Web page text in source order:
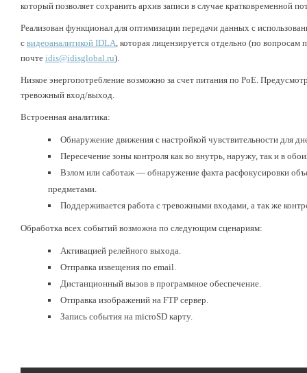
который позволяет сохранить архив записи в случае кратковременной
Реализован функционал для оптимизации передачи данных с
с видеоаналитикой IDLA, которая лицензируется отдельно (по вопросам
почте idis@idisglobal.ru).
Низкое энергопотребление возможно за счет питания по PoE.
тревожный вход/выход.
Встроенная аналитика:
Обнаружение движения с настройкой чувствительности для
Пересечение зоны контроля как во внутрь, наружу, так и в
Взлом или саботаж — обнаружение факта расфокусировки
предметами.
Поддерживается работа с тревожными входами, а так же
Обработка всех событий возможна по следующим сценариям:
Активацией релейного выхода.
Отправка извещения по email.
Дистанционный вызов в программное обеспечение.
Отправка изображений на FTP сервер.
Запись события на microSD карту.